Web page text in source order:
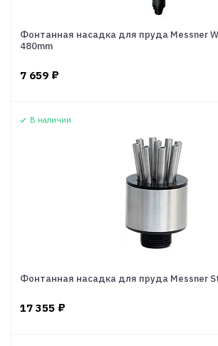
Фонтанная насадка для пруда Messner
480mm
7 659 ₽
В наличии
Фонтанная насадка для пруда Messner
17 355 ₽